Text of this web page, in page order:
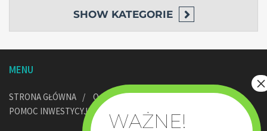
SHOW KATEGORIE
MENU
STRONA GŁÓWNA O NAS
POMOC PRAWNA
POMOC INWESTYCYJNA W DOMINIKANIE